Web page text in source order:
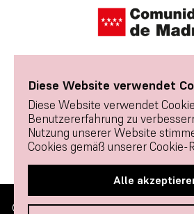
© 2026 Tablao Flamenco 1911 -
Diese Website verwendet
Diese Website verwendet
Benutzererfahrung zu
Nutzung unserer Website
Cookies gemäß unserer Cookie-
Alle